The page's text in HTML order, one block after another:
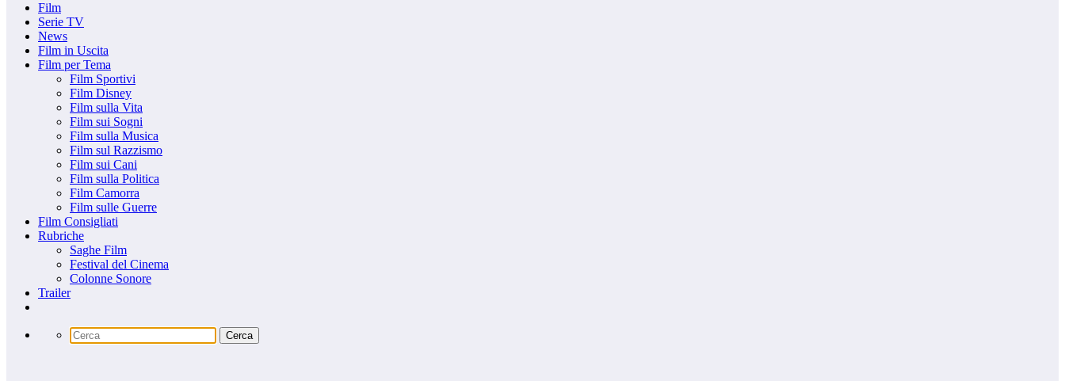
Film
Serie TV
News
Film in Uscita
Film per Tema
Film Sportivi
Film Disney
Film sulla Vita
Film sui Sogni
Film sulla Musica
Film sul Razzismo
Film sui Cani
Film sulla Politica
Film Camorra
Film sulle Guerre
Film Consigliati
Rubriche
Saghe Film
Festival del Cinema
Colonne Sonore
Trailer